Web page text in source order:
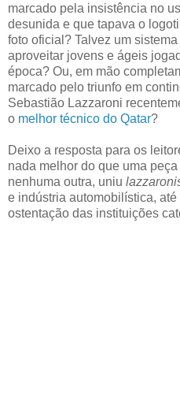
marcado pela insistência no
desunida e que tapava o
foto oficial? Talvez um
aproveitar jovens e ágeis
época? Ou, em mão
marcado pelo triunfo em
Sebastião Lazzaroni
o melhor técnico do Qatar?
Deixo a resposta para os
nada melhor do que uma
nenhuma outra, uniu
e indústria automobilística,
ostentação das instituições